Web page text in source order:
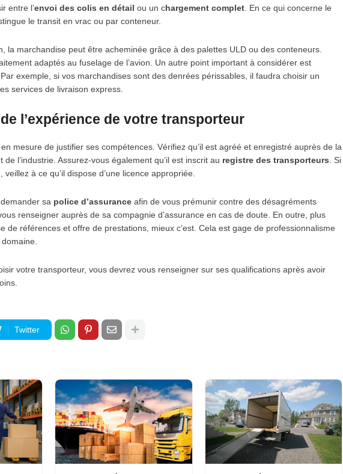
entre l’envoi des colis en détail ou un chargement complet . En ce qui concerne le
le transit en vrac ou par conteneur.
la marchandise peut être acheminée grâce à des palettes ULD ou des conteneurs.
adaptés au fuselage de l’avion. Un autre point important à considérer est
. Par exemple, si vos marchandises sont des denrées périssables, il faudra choisir un
services de livraison express.
l’expérience de votre transporteur
mesure de justifier ses compétences. Vérifiez qu’il est agréé et enregistré auprès de la
l’industrie. Assurez-vous également qu’il est inscrit au registre des transporteurs . Si
à ce qu’il dispose d’une licence appropriée.
sa police d’assurance afin de vous prémunir contre des désagréments
renseigner auprès de sa compagnie d’assurance en cas de doute. En outre, plus
de références et offre de prestations, mieux c’est. Cela est gage de professionnalisme
votre transporteur, vous devrez vous renseigner sur ses qualifications après avoir
Twitter